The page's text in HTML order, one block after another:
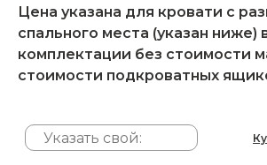
Цена указана для кровати с
спального места (указан ниже)
комплектации без стоимости
стоимости подкроватных